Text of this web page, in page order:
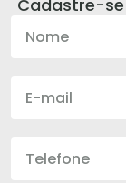
Cadastre-